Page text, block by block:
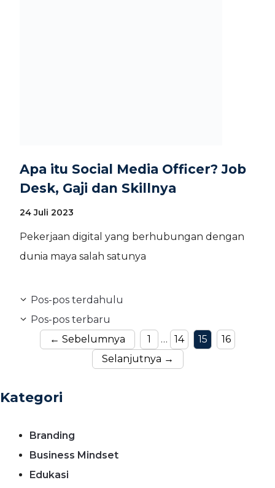
Apa itu Social Media Officer? Job
Desk, Gaji dan Skillnya
24 Juli 2023
Pekerjaan digital yang berhubungan dengan
dunia maya salah satunya
Pos-pos terdahulu
Pos-pos terbaru
← Sebelumnya Halaman
1 … Halaman
14 Halaman
15 Halaman
16
Selanjutnya →
Kategori
Branding
Business Mindset
Edukasi